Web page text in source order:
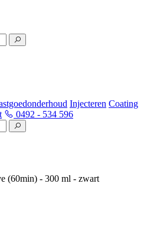
Injecteren Coating
0492 - 534 596
(60min) - 300 ml - zwart